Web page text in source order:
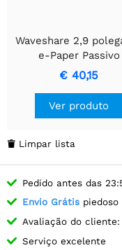
Waveshare 2,9
e-Paper Passivo
Alimentado por NFC,
Bateria
€ 40,15
Ver produto
 Limpar lista
Pedido antes das
Envio Grátis piedoso
Avaliação do cliente:
Serviço excelente